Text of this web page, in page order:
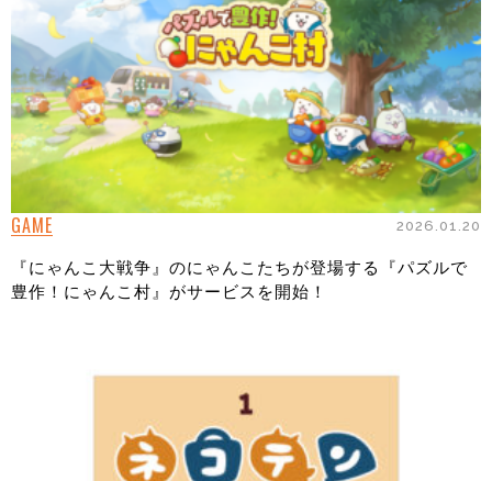
GAME 2026.01.20
『にゃんこ大戦争』のにゃんこたちが登場する『パズルで
豊作！にゃんこ村』がサービスを開始！